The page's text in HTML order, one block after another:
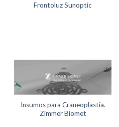
Frontoluz Sunoptic
Insumos para Craneoplastia.
Zimmer Biomet